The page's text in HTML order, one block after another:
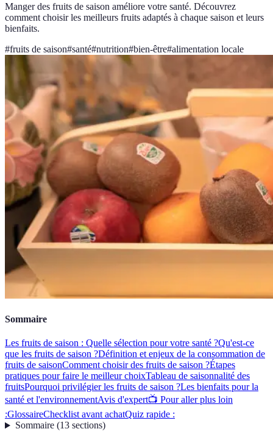
Manger des fruits de saison améliore votre santé. Découvrez
comment choisir les meilleurs fruits adaptés à chaque saison et leurs
bienfaits.
#fruits de saison#santé#nutrition#bien-être#alimentation locale
Sommaire
Les fruits de saison : Quelle sélection pour votre santé ?Qu'est-ce
que les fruits de saison ?Définition et enjeux de la consommation de
fruits de saisonComment choisir des fruits de saison ?Étapes
pratiques pour faire le meilleur choixTableau de saisonnalité des
fruitsPourquoi privilégier les fruits de saison ?Les bienfaits pour la
santé et l'environnementAvis d'expert📺 Pour aller plus loin
:GlossaireChecklist avant achatQuiz rapide :
Sommaire(13 sections)